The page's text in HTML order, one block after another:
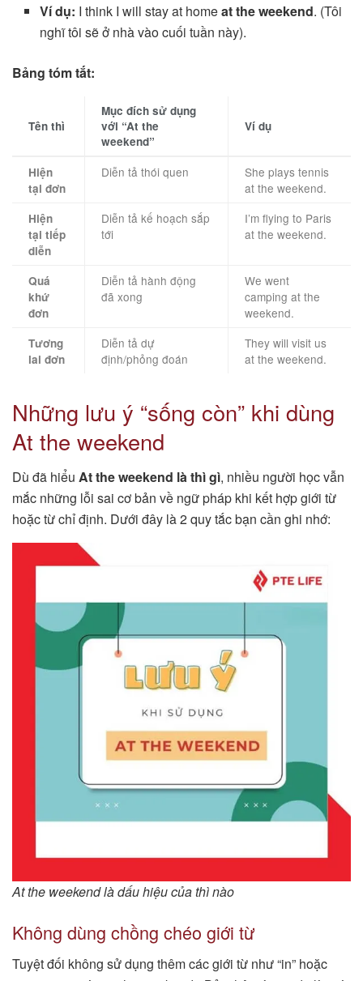
Ví dụ: I think I will stay at homeat the weekend. (Tôi
nghĩ tôi sẽ ở nhà vào cuối tuần này).
Bảng tóm tắt:
Tên thì
Mục đích sử dụng
với “At the
weekend”
Ví dụ
Hiện
tại đơn
Diễn tả thói quen
She plays tennis
at the weekend.
Hiện
tại tiếp
diễn
Diễn tả kế hoạch sắp
tới
I’m flying to Paris
at the weekend.
Quá
khứ
đơn
Diễn tả hành động
đã xong
We went
camping at the
weekend.
Tương
lai đơn
Diễn tả dự
định/phỏng đoán
They will visit us
at the weekend.
Những lưu ý “sống còn” khi dùng
At the weekend
Dù đã hiểu At the weekend là thì gì, nhiều người học vẫn
mắc những lỗi sai cơ bản về ngữ pháp khi kết hợp giới từ
hoặc từ chỉ định. Dưới đây là 2 quy tắc bạn cần ghi nhớ:
At the weekend là dấu hiệu của thì nào
Không dùng chồng chéo giới từ
Tuyệt đối không sử dụng thêm các giới từ như “in” hoặc